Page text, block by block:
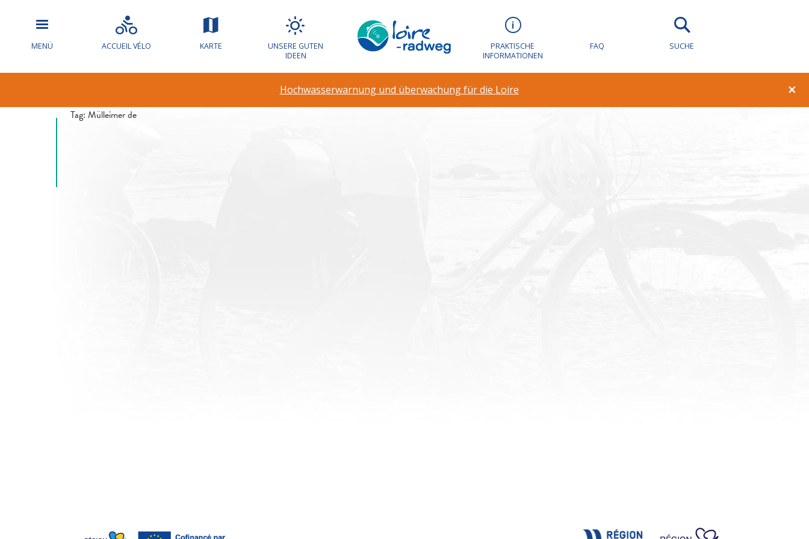
MENÜ ACCUEIL VÉLO KARTE
UNSERE GUTEN
IDEEN
PRAKTISCHE
INFORMATIONEN
FAQ SUCHE
×
Hochwasserwarnung und überwachung für die Loire
Hochwasserwarnung und überwachung für
Tag: Mülleimer de